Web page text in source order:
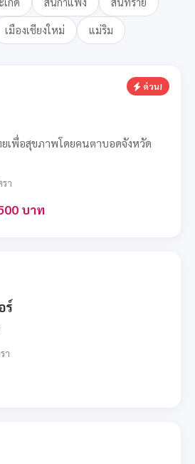
เมืองเชียงใหม่ แม่ริม
ด่วน!
เพื่อสุขภาพโดยคนตาบอดจังหวัด
า
บาท
ร์
า